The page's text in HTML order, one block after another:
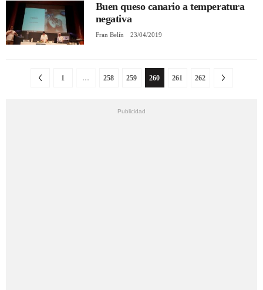
Buen queso canario a temperatura
negativa
Fran Belín 23/04/2019
1 … 258 259 260 261 262